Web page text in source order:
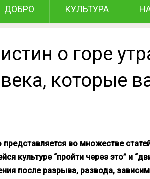
ДОБРО КУЛЬТУРА
о горе
которые
представляется во множестве
культуре “пройти через это” и
после разрыва, развода,